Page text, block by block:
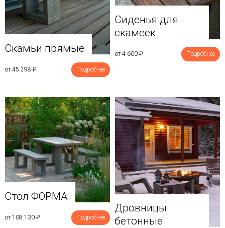
Скамьи прямые
от 45 298 ₽ Подробнее
Сиденья для
скамеек
от 4 600 ₽ Подробнее
Стол ФОРМА
от 108 130 ₽ Подробнее
Дровницы
бетонные